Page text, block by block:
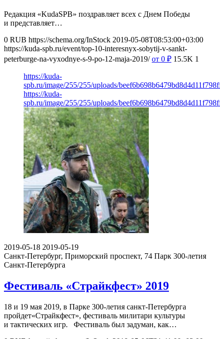
Редакция «KudaSPB» поздравляет всех с Днем Победы
и представляет…
0 RUB https://schema.org/InStock 2019-05-08T08:53:00+03:00
https://kuda-spb.ru/event/top-10-interesnyx-sobytij-v-sankt-
peterburge-na-vyxodnye-s-9-po-12-maja-2019/ от 0 ₽ 15.5K 1
https://kuda-
spb.ru/image/255/255/uploads/
https://kuda-
spb.ru/image/255/255/uploads/
2019-05-18 2019-05-19
Санкт-Петербург, Приморский проспект, 74 Парк 300-летия
Санкт-Петербурга
Фестиваль «Страйкфест» 2019
18 и 19 мая 2019, в Парке 300-летия санкт-Петербурга
пройдет«Страйкфест», фестиваль милитари культуры
и тактических игр. Фестиваль был задуман, как…